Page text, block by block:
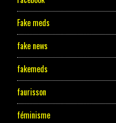
Fake meds
fake news
fakemeds
faurisson
féminisme